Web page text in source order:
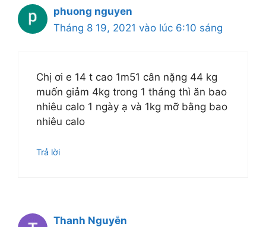
phuong nguyen
Tháng 8 19, 2021 vào lúc 6:10 sáng
Chị ơi e 14 t cao 1m51 cân nặng 44 kg
muốn giảm 4kg trong 1 tháng thì ăn bao
nhiêu calo 1 ngày ạ và 1kg mỡ bằng bao
nhiêu calo
Trả lời
Thanh Nguyễn